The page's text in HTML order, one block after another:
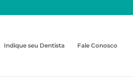
Indique seu Dentista Fale Conosco